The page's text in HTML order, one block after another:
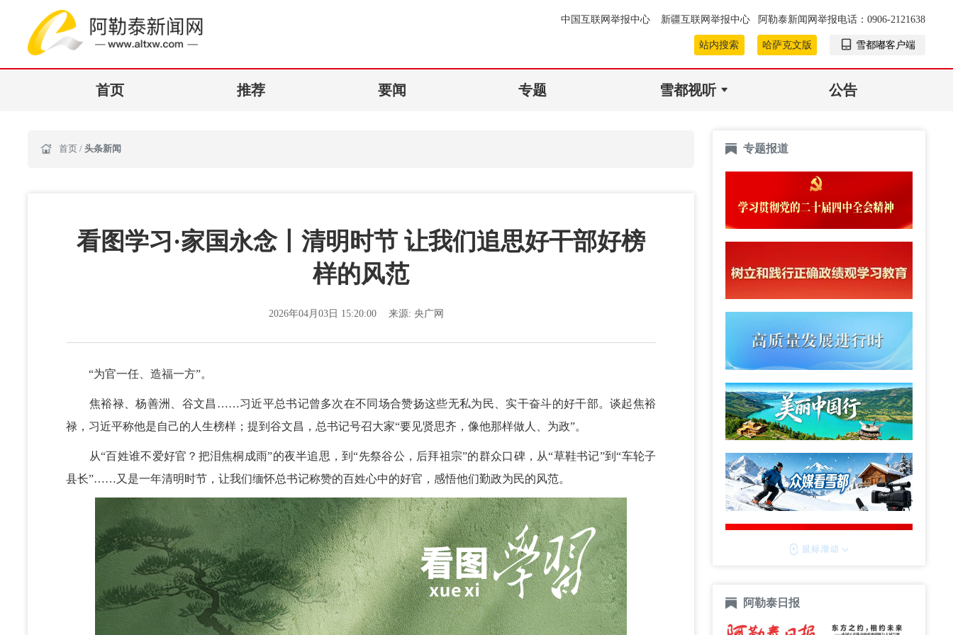
中国互联网举报中心 新疆互联网举报中心 阿勒泰新闻网举报电话：0906-2121638
站内搜索 哈萨克文版 雪都嘟客户端
首页 推荐 要闻 专题 雪都视听 公告
首页 / 头条新闻
看图学习·家国永念丨清明时节 让我们追思好干部好榜
样的风范
2026年04月03日 15:20:00 来源:央广网
“为官一任、造福一方”。
焦裕禄、杨善洲、谷文昌……习近平总书记曾多次在不同场合赞扬这些无私为民、实干奋斗的好干部。谈起焦裕
禄，习近平称他是自己的人生榜样；提到谷文昌，总书记号召大家“要见贤思齐，像他那样做人、为政”。
从“百姓谁不爱好官？把泪焦桐成雨”的夜半追思，到“先祭谷公，后拜祖宗”的群众口碑，从“草鞋书记”到“车轮子
县长”……又是一年清明时节，让我们缅怀总书记称赞的百姓心中的好官，感悟他们勤政为民的风范。
专题报道
阿勒泰日报